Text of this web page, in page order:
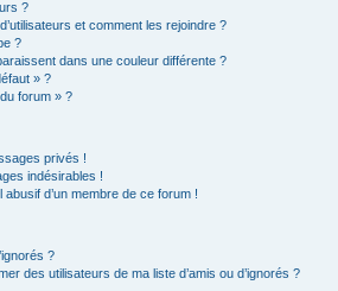
?
et comment les rejoindre ?
?
dans une couleur différente ?
» ?
forum » ?
privés !
indésirables !
d’un membre de ce forum !
?
des utilisateurs de ma liste d’amis ou d’ignorés ?